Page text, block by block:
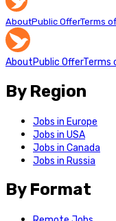
AboutPublic OfferTerms
AboutPublic OfferTerms
By Region
Jobs in Europe
Jobs in USA
Jobs in Canada
Jobs in Russia
By Format